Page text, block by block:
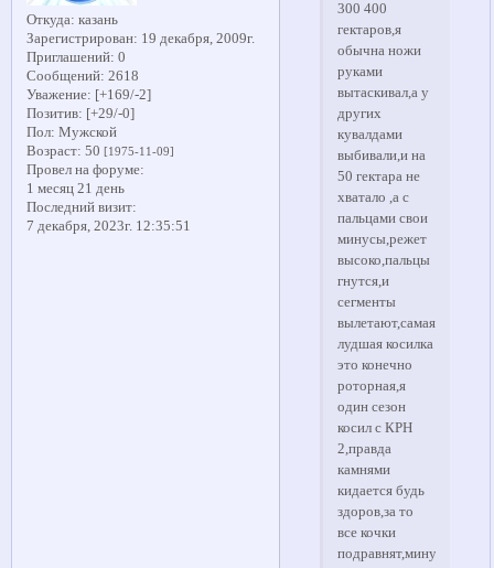
Откуда: казань
Зарегистрирован: 19 декабря, 2009г.
Приглашений: 0
Сообщений: 2618
Уважение: [+169/-2]
Позитив: [+29/-0]
Пол: Мужской
Возраст: 50 [1975-11-09]
Провел на форуме:
1 месяц 21 день
Последний визит:
7 декабря, 2023г. 12:35:51
300 400
гектаров,я
обычна ножи
руками
вытаскивал,а у
других
кувалдами
выбивали,и на
50 гектара не
хватало ,а с
пальцами свои
минусы,режет
высоко,пальцы
гнутся,и
сегменты
вылетают,самая
лудшая косилка
это конечно
роторная,я
один сезон
косил с КРН
2,правда
камнями
кидается будь
здоров,за то
все кочки
подравнят,минусы